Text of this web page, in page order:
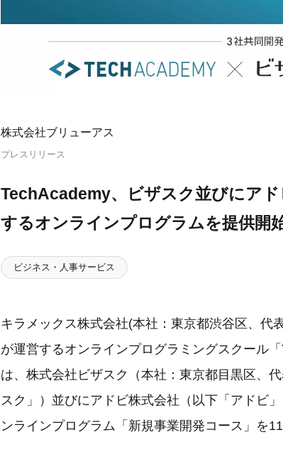
株式会社ブリューアス
プレスリリース
TechAcademy、ビザスク並びにア
するオンラインプログラムを提供開
ビジネス・人事サービス
キラメックス株式会社(本社：東京都渋谷区、代
が運営するオンラインプログラミングスクール
は、株式会社ビザスク（本社：東京都目黒区、
スク」）並びにアドビ株式会社（以下「アドビ
ンラインプログラム「新規事業開発コース」を